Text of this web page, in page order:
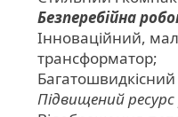
Безперебійна
Інноваційний,
трансформатор;
Підвищений